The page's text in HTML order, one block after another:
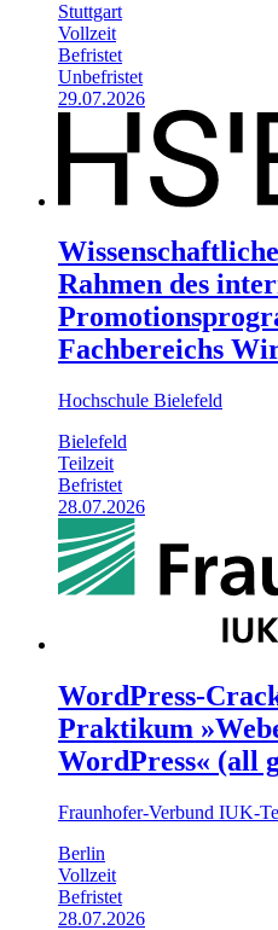
Stuttgart
Vollzeit
Befristet
Unbefristet
29.07.2026
Rahmen des
Fachbereichs
Hochschule Bielefeld
Bielefeld
Teilzeit
Befristet
28.07.2026
WordPress-
Praktikum
WordPress« (all
Fraunhofer-Verbund IUK-
Berlin
Vollzeit
Befristet
28.07.2026